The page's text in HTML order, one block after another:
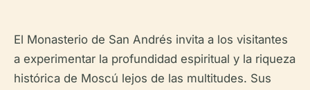
El Monasterio de San Andrés invita a los visitantes
a experimentar la profundidad espiritual y la riqueza
histórica de Moscú lejos de las multitudes. Sus